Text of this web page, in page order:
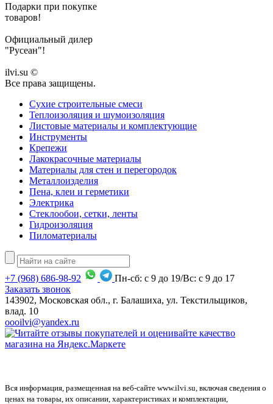
Подарки при покупке
товаров!
Официальный дилер
"Русеан"!
ilvi.su ©
Все права защищены.
Сухие строительные смеси
Теплоизоляция и шумоизоляция
Листовые материалы и комплектующие
Инструменты
Крепежи
Лакокрасочные материалы
Материалы для стен и перегородок
Металлоизделия
Пена, клеи и герметики
Электрика
Стеклообои, сетки, ленты
Гидроизоляция
Пиломатериалы
+7 (968) 686-98-92
Пн-сб: с 9 до 19/Вс: с 9 до 17
Заказать звонок
143902, Московская обл., г. Балашиха, ул. Текстильщиков,
влад. 10
oooilvi@yandex.ru
Вся информация, размещенная на веб-сайте www.ilvi.su, включая сведения о
ценах на товары, их описании, характеристиках и комплектации,